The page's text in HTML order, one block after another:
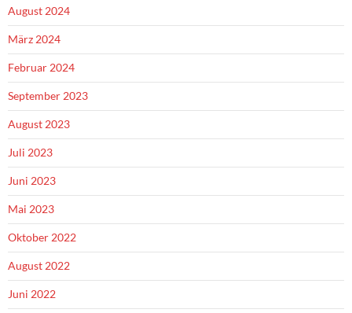
August 2024
März 2024
Februar 2024
September 2023
August 2023
Juli 2023
Juni 2023
Mai 2023
Oktober 2022
August 2022
Juni 2022